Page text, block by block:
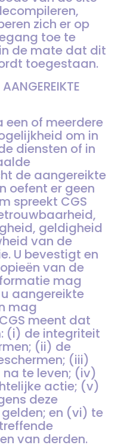
zich er op
toe te
de mate dat dit
toegestaan.
een of meerdere
om in
diensten of in
de aangereikte
oefent er geen
spreekt CGS
geldigheid
van de
U bevestigt en
van de
mag
aangereikte
mag
meent dat
(i) de integriteit
(ii) de
(iii)
te leven; (iv)
actie; (v)
deze
en (vi) te
van derden.